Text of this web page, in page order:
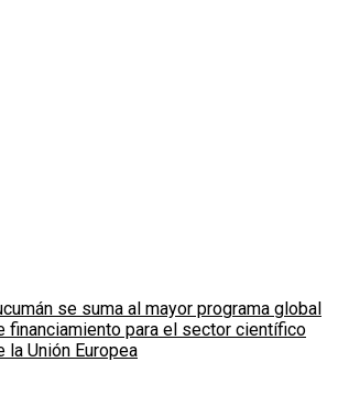
se suma al mayor programa global
financiamiento para el sector científico
la Unión Europea